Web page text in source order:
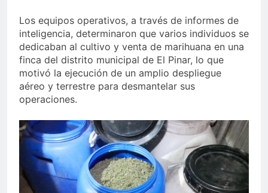
Los equipos operativos, a través de informes de
inteligencia, determinaron que varios individuos se
dedicaban al cultivo y venta de marihuana en una
finca del distrito municipal de El Pinar, lo que
motivó la ejecución de un amplio despliegue
aéreo y terrestre para desmantelar sus
operaciones.